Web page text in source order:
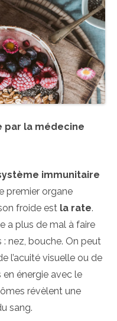
par la médecine
immunitaire
premier organe
froide est la rate.
a plus de mal à faire
: nez, bouche. On peut
l’acuité visuelle ou de
en énergie avec le
révèlent une
sang.